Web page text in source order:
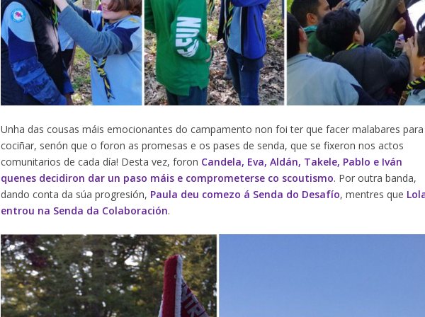
Unha das cousas máis emocionantes do campamento non foi ter que facer malabares para
cociñar, senón que o foron as promesas e os pases de senda, que se fixeron nos actos
comunitarios de cada día! Desta vez, foron Candela, Eva, Aldán, Takele, Pablo e Iván
quenes decidiron dar un paso máis e comprometerse co scoutismo. Por outra banda,
dando conta da súa progresión, Paula deu comezo á Senda do Desafío, mentres que
entrou na Senda da Colaboración.